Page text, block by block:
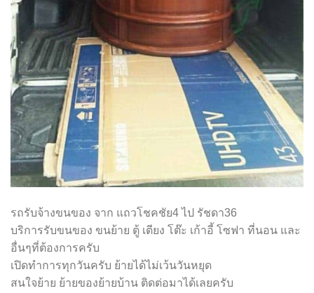
รถรับจ้างขนของ จาก แถวโชคชัย4 ไป รัชดา36
บริการรับขนของ ขนย้าย ตู้ เตียง โต๊ะ เก้าอี้ โซฟา ที่นอน และ
อื่นๆที่ต้องการครับ
เปิดทำการทุกวันครับ ย้ายได้ไม่เว้นวันหยุด
สนใจย้าย ย้ายของย้ายบ้าน ติดต่อมาได้เลยครับ